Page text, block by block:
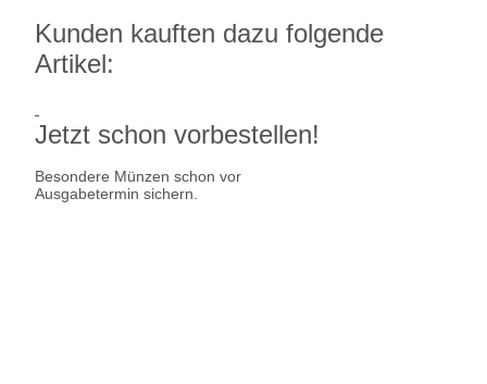
Kunden kauften dazu folgende
Artikel:
Jetzt schon vorbestellen!
Besondere Münzen schon vor
Ausgabetermin sichern.